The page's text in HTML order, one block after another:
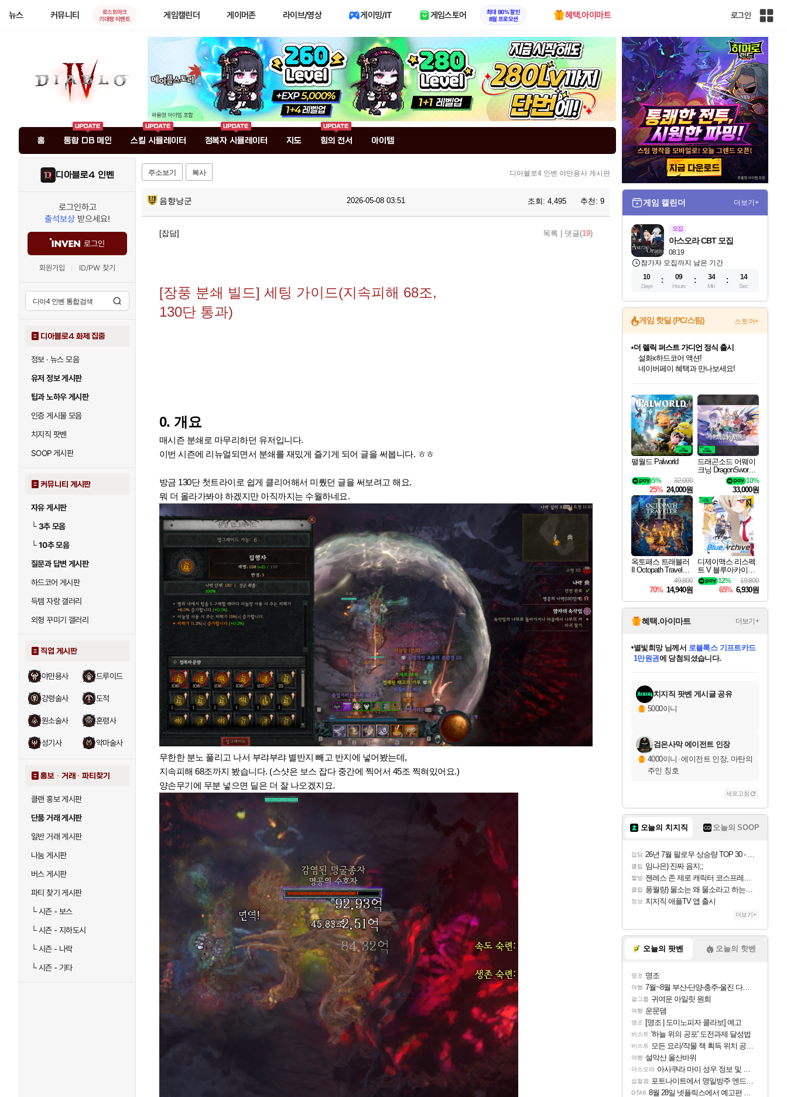
뉴스 커뮤니티
로스트아크
기대평 이벤트
게임캘린더 게이머존 라이브/영상 게이밍/IT 게임스토어
최대 90% 할인
8월 프로모션
혜택.아이마트 로그인
인
전
이
트
맵
홈 통합 DB 메인 스킬 시뮬레이터 정복자 시뮬레이터 지도 힘의 전서 아이템
디아블로4 인벤
로그인하고
출석보상 받으세요!
로그인
회원가입 ID/PW 찾기
디아블로4 화제 집중
정보 · 뉴스 모음
유저 정보 게시판
팁과 노하우 게시판
인증 게시물 모음
치지직 팟벤
SOOP 게시판
커뮤니티 게시판
자유 게시판
└3추 모음
└10추 모음
질문과 답변 게시판
하드코어 게시판
득템 자랑 갤러리
외형 꾸미기 갤러리
직업 게시판
야만용사 드루이드
강령술사 도적
원소술사 혼령사
성기사 악마술사
홍보 · 거래 · 파티찾기
클랜 홍보 게시판
단품 거래 게시판
일반 거래 게시판
나눔 게시판
버스 게시판
파티 찾기 게시판
└시즌 - 보스
└시즌 - 지하도시
└시즌 - 나락
└시즌 - 기타
주소보기 복사 디아블로4 인벤 야만용사 게시판
음향낭군 2026-05-08 03:51 조회: 4,495 추천: 9
[잡담] 목록 댓글(19)
[장풍 분쇄 빌드] 세팅 가이드(지속피해 68조,
130단 통과)
0. 개요
매시즌 분쇄로 마무리하던 유저입니다.
이번 시즌에 리뉴얼되면서 분쇄를 재밌게 즐기게 되어 글을 써봅니다. ㅎㅎ
방금 130단 첫트라이로 쉽게 클리어해서 미뤘던 글을 써보려고 해요.
뭐 더 올라가봐야 하겠지만 아직까지는 수월하네요.
무한한 분노 풀리고 나서 부랴부랴 별반지 빼고 반지에 넣어봤는데,
지속피해 68조까지 봤습니다. (스샷은 보스 잡다 중간에 찍어서 45조 찍혀있어요.)
양손무기에 무분 넣으면 딜은 더 잘 나오겠지요.
게임 캘린더 더보기+
모집
08.19
아스오라 CBT 모집
참가자 모집까지 남은 기간
10
Days
09
Hours
34
Min
12
Sec
게임 핫딜 (PC/스팀) 스토어+
최대 90% 할인가를 만나보세요!
네이버혜택과 함께 만나보세요!
50%할인&추가 적립까지!
네이버 포인트 혜택까지!
이니&베니 혜택까지!
네이버 혜택가와 함께 예약하세요!
할인&네이버혜택으로 만나보세요!
더 렐릭 퍼스트 가디언 정식 출시
설화x하드코어 액션!
네이버페이 혜택과 만나보세요!
40주년 프로모션으로 만나보세요!
할인가에 만나보세요!
일부 에디션 상시 할인!
혜택으로 예약 판매 중
편안하게 충전하세요
팰월드 Palworld
32,000
5%
25% 24,000원
드래곤소드 어웨이
크닝 DragonSword A
10%
33,000원
옥토패스 트래블러
II Octopath Traveler I
49,800
70% 14,940원
디제이맥스 리스펙
트 V 블루아카이브
팩 DJMAX RESPE
CT V Blue Archive P
ack DLC
19,800
12%
65% 6,930원
혜택.아이마트 더보기+
교환.
당첨되셨습니다.
당첨되셨습니다.
당첨되셨습니다.
별빛희망님께서 로블록스 기프트카드
1만원권에 당첨되셨습니다.
당첨되셨습니다.
당첨되셨습니다.
당첨되셨습니다.
당첨되셨습니다.
에디션 (스팀코드)를 교환.
당첨되셨습니다.
치지직 팟벤 게시글 공유
5000이니
검은사막 에이전트 인장
4000이니 ·에이전트 인장, 마탄의
주인 칭호
새로고침
오늘의 치지직 오늘의 SOOP
잡담 26년 7월 팔로우 상승량 TOP 30 - 월간 치지직
클립 임나은) 진짜 음지;;
짤방 젠레스 존 제로 캐릭터 코스프레한 꽁주
클립 풍월량) 물소는 왜 물소라고 하는거야? 아! 그만 ㅋㅋ 알았어 ㅋㅋ
정보 치지직 애플TV 앱 출시
더보기+
오늘의 팟벤 오늘의 핫벤
명조 명조
여행 7월~8월 부산-단양-충주-울진 다녀왔어요~
걸그룹 귀여운 아일릿 원희
여행 운문댐
명조 [명조 | 도미노피자 콜라보] 예고
비스트 '하늘 위의 공포' 도전과제 달성법
비스트 모든 요리/작물 책 획득 위치 공략 (36개) - 미식가 도전과제
여행 설악산 울산바위
아스오라 아사쿠라 마이 성우 정보 및 주요 필모
섭컬겜 포트나이트에서 명일방주 엔드필드 [펠리카] 판매 예정
GTA6 8월 28일 넷플릭스에서 예고편 공개 예정